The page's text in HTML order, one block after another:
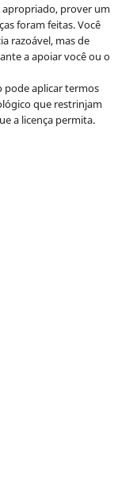
prover um
foram feitas. Você
razoável, mas de
a apoiar você ou o
pode aplicar termos
que restrinjam
a licença permita.